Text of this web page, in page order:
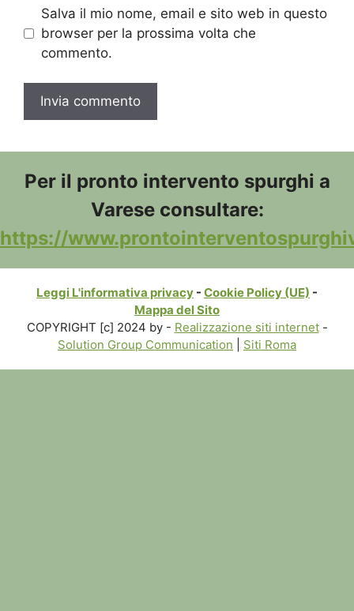
Salva il mio nome, email e sito web in questo
browser per la prossima volta che
commento.
Per il pronto intervento spurghi a
Varese consultare:
https://
Leggi L'informativa privacy - Cookie Policy (UE) -
Mappa del Sito
COPYRIGHT [c] 2024 by - Realizzazione siti internet-
Solution Group Communication
Siti Roma